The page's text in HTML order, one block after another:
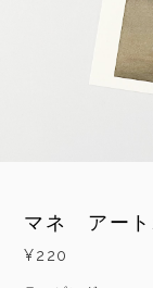
マネ アート
¥220